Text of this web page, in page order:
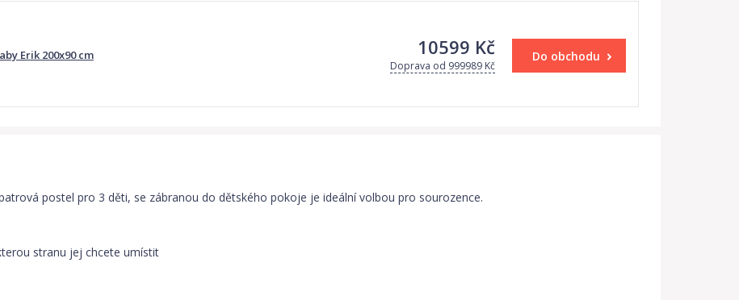
Erik 200x90 cm 10599 Kč
Doprava od 999989 Kč
Do obchodu
postel pro 3 děti, se zábranou do dětského pokoje je ideální volbou pro sourozence.
stranu jej chcete umístit